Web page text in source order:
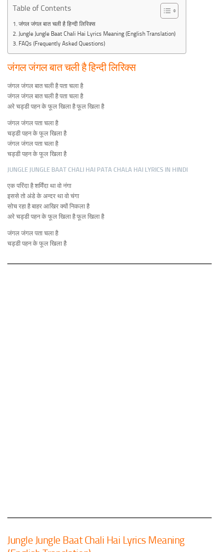
Table of Contents
जंगल जंगल बात चली है हिन्दी लिरिक्स
Jungle Jungle Baat Chali Hai Lyrics Meaning (English Translation)
FAQs (Frequently Asked Questions)
जंगल जंगल बात चली है हिन्दी लिरिक्स
जंगल जंगल बात चली है पता चला है
जंगल जंगल बात चली है पता चला है
अरे चड्डी पहन के फूल खिला है फूल खिला है
जंगल जंगल पता चला है
चड्डी पहन के फूल खिला है
जंगल जंगल पता चला है
चड्डी पहन के फूल खिला है
JUNGLE JUNGLE BAAT CHALI HAI PATA CHALA HAI LYRICS IN HINDI
एक परिंदा है शर्मिंदा था वो नंगा
इससे तो अंडे के अन्दर था वो चंगा
सोच रहा है बाहर आखिर क्यों निकला है
अरे चड्डी पहन के फूल खिला है फूल खिला है
जंगल जंगल पता चला है
चड्डी पहन के फूल खिला है
Jungle Jungle Baat Chali Hai Lyrics Meaning